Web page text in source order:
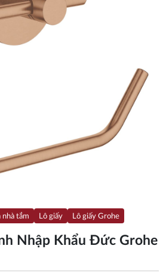
nhà tắm Lô giấy Lô giấy Grohe
Nhập Khẩu Đức Grohe